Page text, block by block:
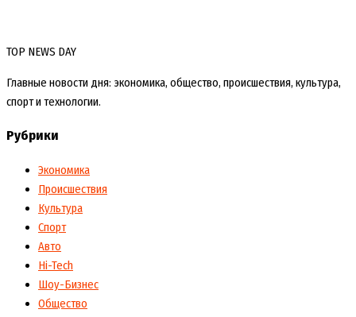
TOP NEWS DAY
Главные новости дня: экономика, общество, происшествия, культура,
спорт и технологии.
Рубрики
Экономика
Происшествия
Культура
Спорт
Авто
Hi-Tech
Шоу-Бизнес
Общество